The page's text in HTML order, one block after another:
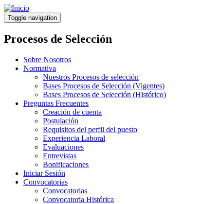
Pasar
al
contenido
principal
Toggle navigation
Procesos de Selección
Sobre Nosotros
Normativa
Nuestros Procesos de selección
Bases Procesos de Selección (Vigentes)
Bases Procesos de Selección (Histórico)
Preguntas Frecuentes
Creación de cuenta
Postulación
Requisitos del perfil del puesto
Experiencia Laboral
Evaluaciones
Entrevistas
Bonificaciones
Iniciar Sesión
Convocatorias
Convocatorias
Convocatoria Histórica